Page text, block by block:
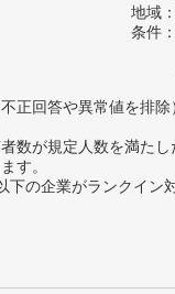
地域
条件
正回答や異常値を排除
が規定人数を満た
す。
の企業がランクイン